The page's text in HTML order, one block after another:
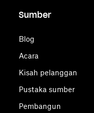
Sumber
Blog
Acara
Kisah pelanggan
Pustaka sumber
Pembangun